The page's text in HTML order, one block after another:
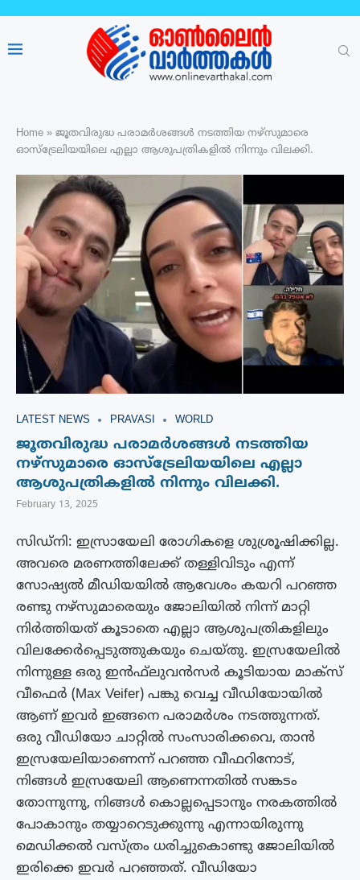
Home » ജൂതവിരുദ്ധ പരാമർശങ്ങൾ നടത്തിയ നഴ്‌സുമാരെ
ഓസ്‌ട്രേലിയയിലെ എല്ലാ ആശുപത്രികളിൽ നിന്നും വിലക്കി.
LATEST NEWS PRAVASI WORLD
ജൂതവിരുദ്ധ പരാമർശങ്ങൾ നടത്തിയ
നഴ്‌സുമാരെ ഓസ്‌ട്രേലിയയിലെ എല്ലാ
ആശുപത്രികളിൽ നിന്നും വിലക്കി.
February 13, 2025
സിഡ്‌നി: ഇസ്രായേലി രോഗികളെ ശുശ്രൂഷിക്കില്ല.
അവരെ മരണത്തിലേക്ക് തള്ളിവിടും എന്ന്
സോഷ്യൽ മീഡിയയിൽ ആവേശം കയറി പറഞ്ഞ
രണ്ടു നഴ്സുമാരെയും ജോലിയിൽ നിന്ന് മാറ്റി
നിർത്തിയത് കൂടാതെ എല്ലാ ആശുപത്രികളിലും
വിലക്കേർപ്പെടുത്തുകയും ചെയ്തു. ഇസ്രയേലില്‍
നിന്നുള്ള ഒരു ഇന്‍ഫ്‌ലുവന്‍സര്‍ കൂടിയായ മാക്സ്
വീഫെര്‍ (Max Veifer) പങ്കു വെച്ച വീഡിയോയിൽ
ആണ് ഇവർ ഇങ്ങനെ പരാമർശം നടത്തുന്നത്.
ഒരു വീഡിയോ ചാറ്റില്‍ സംസാരിക്കവെ, താന്‍
ഇസ്രയേലിയാണെന്ന് പറഞ്ഞ വീഫറിനോട്,
നിങ്ങള്‍ ഇസ്രയേലി ആണെന്നതില്‍ സങ്കടം
തോന്നുന്നു, നിങ്ങള്‍ കൊല്ലപ്പെടാനും നരകത്തില്‍
പോകാനും തയ്യാറെടുക്കുന്നു എന്നായിരുന്നു
മെഡിക്കല്‍ വസ്ത്രം ധരിച്ചുകൊണ്ടു ജോലിയിൽ
ഇരിക്കെ ഇവർ പറഞ്ഞത്. വീഡിയോ